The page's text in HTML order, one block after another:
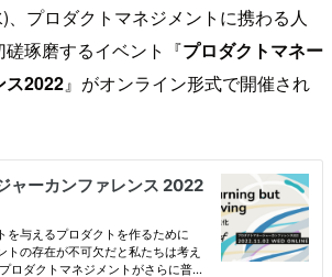
プロダクトマネジメントに携わる人
琢磨するイベント『プロダクトマネー
ス2022』がオンライン形式で開催され